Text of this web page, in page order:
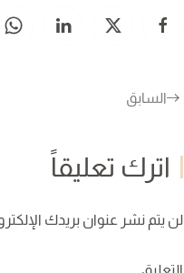
السابق
اترك تعليقاً
لن يتم نشر عنوان بريدك
التعليق